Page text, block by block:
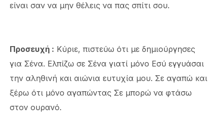
είναι σαν να μην θέλεις να πας σπίτι σου.
Προσευχή : Κύριε, πιστεύω ότι με δημιούργησες
για Σένα. Ελπίζω σε Σένα γιατί μόνο Εσύ εγγυάσαι
την αληθινή και αιώνια ευτυχία μου. Σε αγαπώ και
ξέρω ότι μόνο αγαπώντας Σε μπορώ να φτάσω
στον ουρανό.